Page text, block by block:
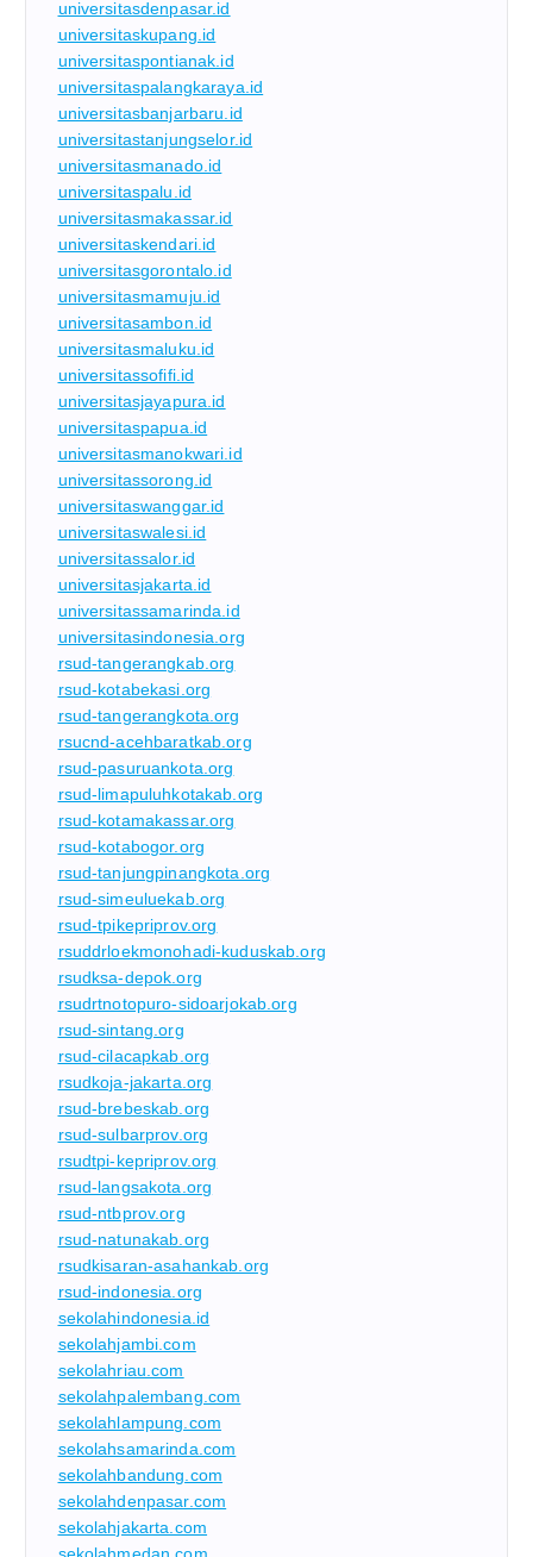
universitasdenpasar.id
universitaskupang.id
universitaspontianak.id
universitaspalangkaraya.id
universitasbanjarbaru.id
universitastanjungselor.id
universitasmanado.id
universitaspalu.id
universitasmakassar.id
universitaskendari.id
universitasgorontalo.id
universitasmamuju.id
universitasambon.id
universitasmaluku.id
universitassofifi.id
universitasjayapura.id
universitaspapua.id
universitasmanokwari.id
universitassorong.id
universitaswanggar.id
universitaswalesi.id
universitassalor.id
universitasjakarta.id
universitassamarinda.id
universitasindonesia.org
rsud-tangerangkab.org
rsud-kotabekasi.org
rsud-tangerangkota.org
rsucnd-acehbaratkab.org
rsud-pasuruankota.org
rsud-limapuluhkotakab.org
rsud-kotamakassar.org
rsud-kotabogor.org
rsud-tanjungpinangkota.org
rsud-simeuluekab.org
rsud-tpikepriprov.org
rsuddrloekmonohadi-kuduskab.org
rsudksa-depok.org
rsudrtnotopuro-sidoarjokab.org
rsud-sintang.org
rsud-cilacapkab.org
rsudkoja-jakarta.org
rsud-brebeskab.org
rsud-sulbarprov.org
rsudtpi-kepriprov.org
rsud-langsakota.org
rsud-ntbprov.org
rsud-natunakab.org
rsudkisaran-asahankab.org
rsud-indonesia.org
sekolahindonesia.id
sekolahjambi.com
sekolahriau.com
sekolahpalembang.com
sekolahlampung.com
sekolahsamarinda.com
sekolahbandung.com
sekolahdenpasar.com
sekolahjakarta.com